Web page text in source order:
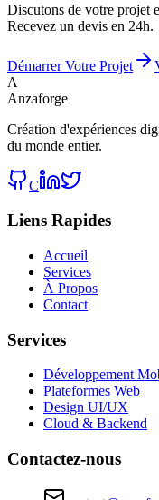
Discutons de votre projet
Recevez un devis en 24h.
Démarrer Votre Projet
A
Anzaforge
Création d'expériences
du monde entier.
C
Liens Rapides
Accueil
Services
À Propos
Contact
Services
Développement
Plateformes Web
Design UI/UX
Cloud & Backend
Contactez-nous